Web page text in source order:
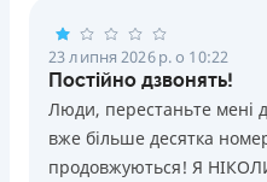
23 липня 2026 р. о 10:22
Постійно дзвонять!
Люди, перестаньте мені
вже більше десятка
продовжуються! Я